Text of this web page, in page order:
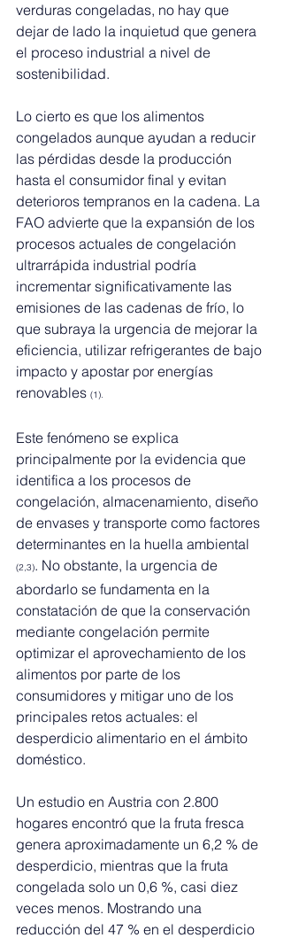
verduras congeladas, no hay que
dejar de lado la inquietud que genera
el proceso industrial a nivel de
sostenibilidad.
Lo cierto es que los alimentos
congelados aunque ayudan a reducir
las pérdidas desde la producción
hasta el consumidor final y evitan
deterioros tempranos en la cadena. La
FAO advierte que la expansión de los
procesos actuales de congelación
ultrarrápida industrial podría
incrementar significativamente las
emisiones de las cadenas de frío, lo
que subraya la urgencia de mejorar la
eficiencia, utilizar refrigerantes de bajo
impacto y apostar por energías
renovables (1).
Este fenómeno se explica
principalmente por la evidencia que
identifica a los procesos de
congelación, almacenamiento, diseño
de envases y transporte como factores
determinantes en la huella ambiental
(2,3). No obstante, la urgencia de
abordarlo se fundamenta en la
constatación de que la conservación
mediante congelación permite
optimizar el aprovechamiento de los
alimentos por parte de los
consumidores y mitigar uno de los
principales retos actuales: el
desperdicio alimentario en el ámbito
doméstico.
Un estudio en Austria con 2.800
hogares encontró que la fruta fresca
genera aproximadamente un 6,2 % de
desperdicio, mientras que la fruta
congelada solo un 0,6 %, casi diez
veces menos. Mostrando una
reducción del 47 % en el desperdicio